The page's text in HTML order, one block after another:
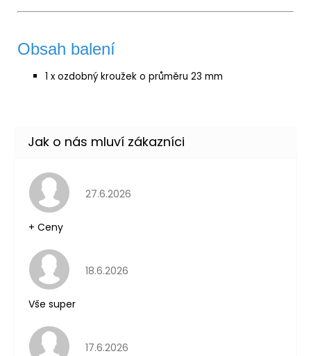
Obsah balení
1 x ozdobný kroužek o průměru 23 mm
Hodnocení obchodu je 5 z 5 hvězdiček.
27.6.2026
+ Ceny
Hodnocení obchodu je 5 z 5 hvězdiček.
18.6.2026
Vše super
Hodnocení obchodu je 5 z 5 hvězdiček.
17.6.2026